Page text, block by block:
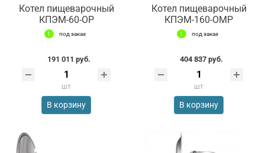
Котел пищеварочный
КПЭМ-60-ОР
под заказ
191 011 руб.
шт
В корзину
Котел пищеварочный
КПЭМ-160-ОМР
под заказ
404 837 руб.
шт
В корзину